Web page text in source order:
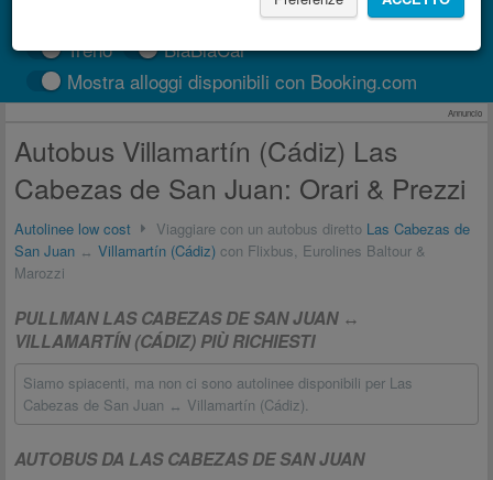
Treno
BlaBlaCar
Mostra alloggi disponibili con Booking.com
Annuncio
Autobus Villamartín (Cádiz) Las
Cabezas de San Juan: Orari & Prezzi
Autolinee low cost Viaggiare con un autobus diretto Las Cabezas de
San Juan ↔ Villamartín (Cádiz) con Flixbus, Eurolines Baltour &
Marozzi
PULLMAN LAS CABEZAS DE SAN JUAN ↔
VILLAMARTÍN (CÁDIZ) PIÙ RICHIESTI
Siamo spiacenti, ma non ci sono autolinee disponibili per Las
Cabezas de San Juan ↔ Villamartín (Cádiz).
AUTOBUS DA LAS CABEZAS DE SAN JUAN